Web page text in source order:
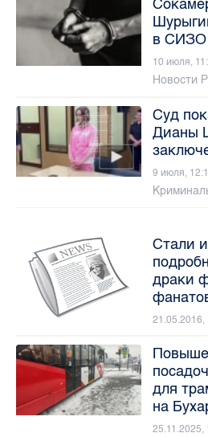
в СИЗО
10 июля,
Новости
Суд
Дианы
9 июля,
Стали
драки
21.05.2016,
для
на
25.11.2025,